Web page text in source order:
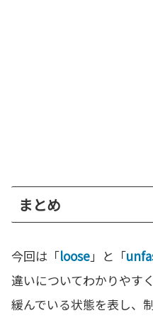
まとめ
今回は「loose」と「
違いについてわかりやす
緩んでいる状態を表し、